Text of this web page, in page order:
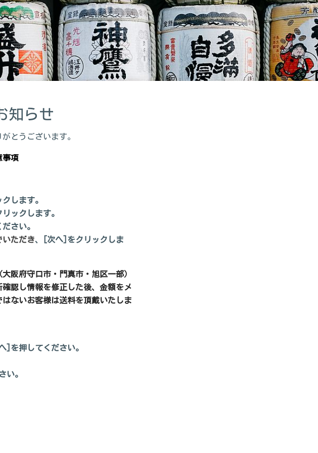
知らせ
うございます。
事項
します。
ックします。
さい。
いただき、[次へ]をクリックしま
阪府守口市・門真市・旭区一部）
認し情報を修正した後、金額をメ
ないお客様は送料を頂戴いたしま
]を押してく ださい。
い。